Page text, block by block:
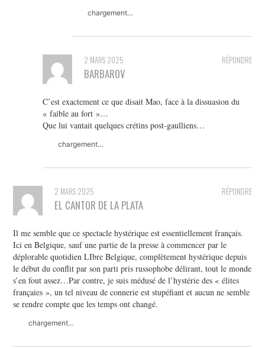
chargement…
RÉPONDRE
2 MARS 2025
BARBAROV
C’est exactement ce que disait Mao, face à la dissuasion du
« faible au fort »…
Que lui vantait quelques crétins post-gaulliens…
chargement…
RÉPONDRE
2 MARS 2025
EL CANTOR DE LA PLATA
Il me semble que ce spectacle hystérique est essentiellement français.
Ici en Belgique, sauf une partie de la presse à commencer par le
déplorable quotidien LIbre Belgique, complètement hystérique depuis
le début du conflit par son parti pris russophobe délirant, tout le monde
s’en fout assez…Par contre, je suis médusé de l’hystérie des « élites
françaies », un tel niveau de connerie est stupéfiant et aucun ne semble
se rendre compte que les temps ont changé.
chargement…